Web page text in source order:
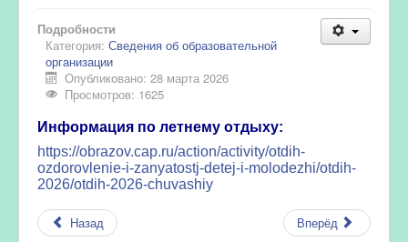
Подробности
Категория: Сведения об образовательной
организации
Опубликовано: 28 марта 2026
Просмотров: 1625
Информация по летнему отдыху:
https://obrazov.cap.ru/action/activity/otdih-
ozdorovlenie-i-zanyatostj-detej-i-molodezhi/otdih-
2026/otdih-2026-chuvashiy
Назад Вперёд